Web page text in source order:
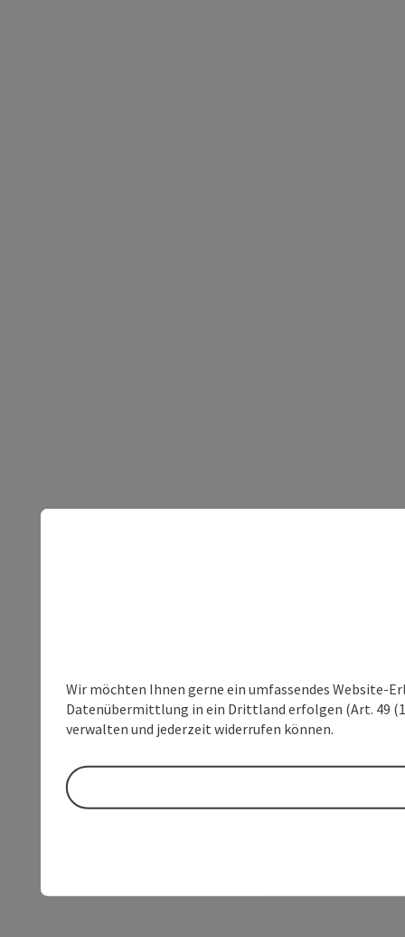
Wir möchten Ihnen gerne ein umfassendes Website-
Datenübermittlung in ein Drittland erfolgen (Art. 49
verwalten und jederzeit widerrufen können.